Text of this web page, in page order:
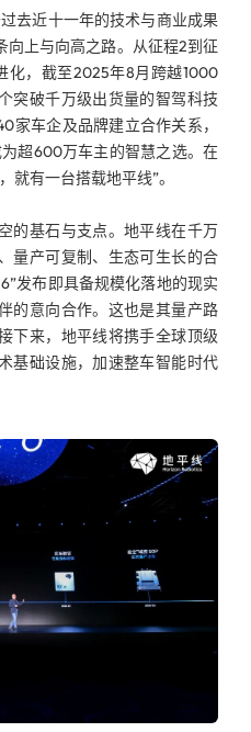
去近十一年的技术与商业成果
向上与向高之路。从征程2到征
化，截至2025年8月跨越1000
突破千万级出货量的智驾科技
家车企及品牌建立合作关系，
超600万车主的智慧之选。在
就有一台搭载地平线”。
的基石与支点。地平线在千万
量产可复制、生态可生长的合
发布即具备规模化落地的现实
的意向合作。这也是其量产路
下来，地平线将携手全球顶级
基础设施，加速整车智能时代